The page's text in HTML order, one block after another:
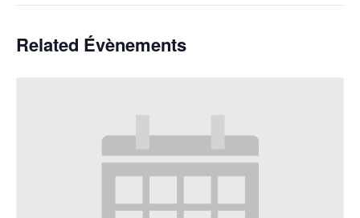
Related Évènements